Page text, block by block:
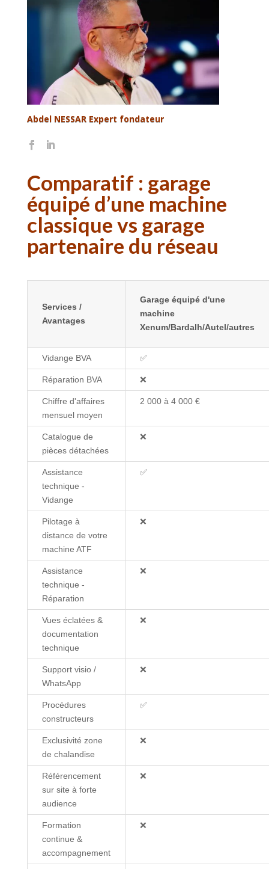
Abdel NESSAR Expert fondateur
Comparatif : garage
équipé d’une machine
classique vs garage
partenaire du réseau
Services /
Avantages
Garage équipé d'une
machine
Xenum/Bardalh/Autel/autres
Vidange BVA ✅
Réparation BVA ❌
Chiffre d'affaires
mensuel moyen
2 000 à 4 000 €
Catalogue de
pièces détachées
❌
Assistance
technique -
Vidange
✅
Pilotage à
distance de votre
machine ATF
❌
Assistance
technique -
Réparation
❌
Vues éclatées &
documentation
technique
❌
Support visio /
WhatsApp
❌
Procédures
constructeurs
✅
Exclusivité zone
de chalandise
❌
Référencement
sur site à forte
audience
❌
Formation
continue &
accompagnement
❌